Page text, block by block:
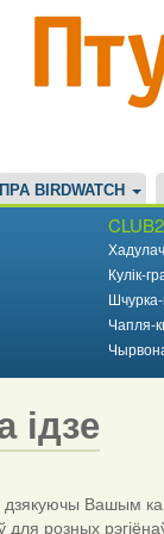
ПРА BIRDWATCH
Кулік-
Чапля-
ідзе
Вашым
для розных